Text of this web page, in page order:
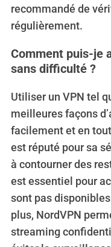
recommandé de
régulièrement.
Comment puis-je
sans difficulté ?
Utiliser un VPN tel
meilleures façons
facilement et en
est réputé pour sa
à contourner des
est essentiel pour
sont pas
plus, NordVPN
streaming